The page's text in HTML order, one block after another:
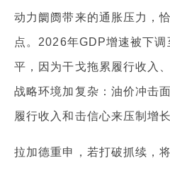
动力阛阓带来的通胀压力，
点。2026年GDP增速被下
平，因为干戈拖累履行收入
战略环境加复杂：油价冲击
履行收入和击信心来压制增长
拉加德重申，若打破抓续，